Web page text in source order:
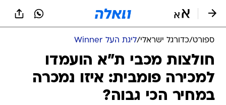
ספורט/כדורגל ישראלי/ליגת העל Winner
חולצות מכבי ת"א הועמדו
למכירה פומבית: איזו נמכרה
במחיר הכי גבוה?